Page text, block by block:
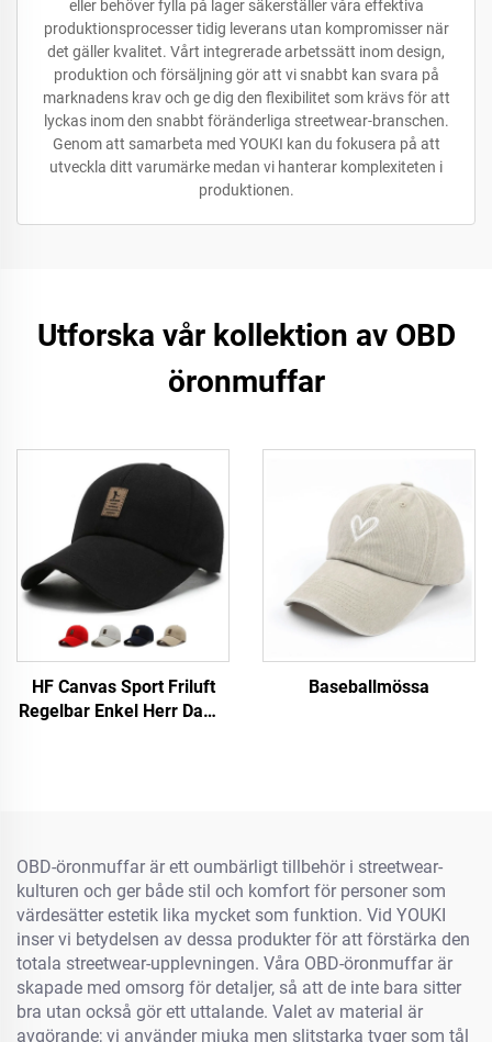
eller behöver fylla på lager säkerställer våra effektiva
produktionsprocesser tidig leverans utan kompromisser när
det gäller kvalitet. Vårt integrerade arbetssätt inom design,
produktion och försäljning gör att vi snabbt kan svara på
marknadens krav och ge dig den flexibilitet som krävs för att
lyckas inom den snabbt föränderliga streetwear-branschen.
Genom att samarbeta med YOUKI kan du fokusera på att
utveckla ditt varumärke medan vi hanterar komplexiteten i
produktionen.
Utforska vår kollektion av OBD
öronmuffar
HF Canvas Sport Friluft
Regelbar Enkel Herr Dams
Baseballmössa
OBD-öronmuffar är ett oumbärligt tillbehör i streetwear-
kulturen och ger både stil och komfort för personer som
värdesätter estetik lika mycket som funktion. Vid YOUKI
inser vi betydelsen av dessa produkter för att förstärka den
totala streetwear-upplevningen. Våra OBD-öronmuffar är
skapade med omsorg för detaljer, så att de inte bara sitter
bra utan också gör ett uttalande. Valet av material är
avgörande; vi använder mjuka men slitstarka tyger som tål